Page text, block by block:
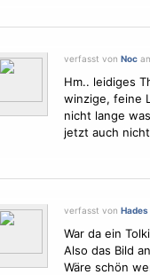
verfasst von Noc
Hm.. leidiges
winzige, feine
nicht lange
jetzt auch
verfasst von Hades
War da ein
Also das Bild
Wäre schön